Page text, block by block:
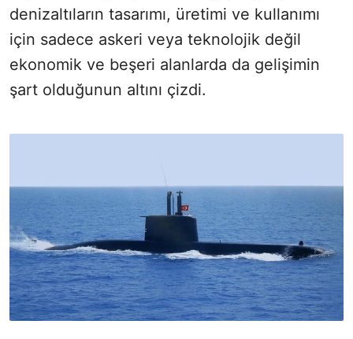
denizaltıların tasarımı, üretimi ve kullanımı
için sadece askeri veya teknolojik değil
ekonomik ve beşeri alanlarda da gelişimin
şart olduğunun altını çizdi.